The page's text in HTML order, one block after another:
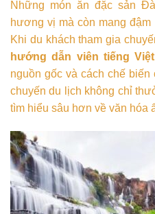
Những món ăn đặc sản
hương vị mà còn mang
Khi du khách tham gia
hướng dẫn viên tiếng Việt
nguồn gốc và cách chế
chuyến du lịch không chỉ
tìm hiểu sâu hơn về văn hóa